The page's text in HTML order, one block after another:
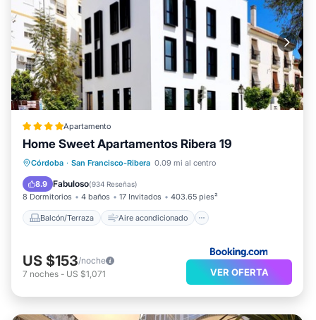
Apartamento
Home Sweet Apartamentos Ribera 19
Córdoba · San Francisco-Ribera 0.09 mi al centro
8.9 Fabuloso(934 Reseñas)
8 Dormitorios 4 baños 17 Invitados 403.65 pies²
Balcón/Terraza Aire acondicionado
Balcón/Terraza
Aire acondicionado
Internet
Apto para niños
US $153/noche
7 noches - US $1,071 VER OFERTA